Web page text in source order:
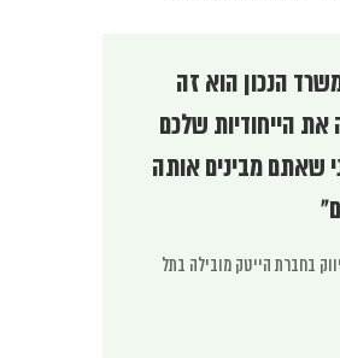
הנכון הוא זה
הייחודיות שלכם
שאתם מבינים אותה
בחברת הייטק מובילה בתל